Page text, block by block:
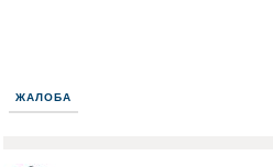
ЖАЛОБА